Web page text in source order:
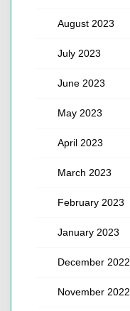
August 2023
July 2023
June 2023
May 2023
April 2023
March 2023
February 2023
January 2023
December 2022
November 2022